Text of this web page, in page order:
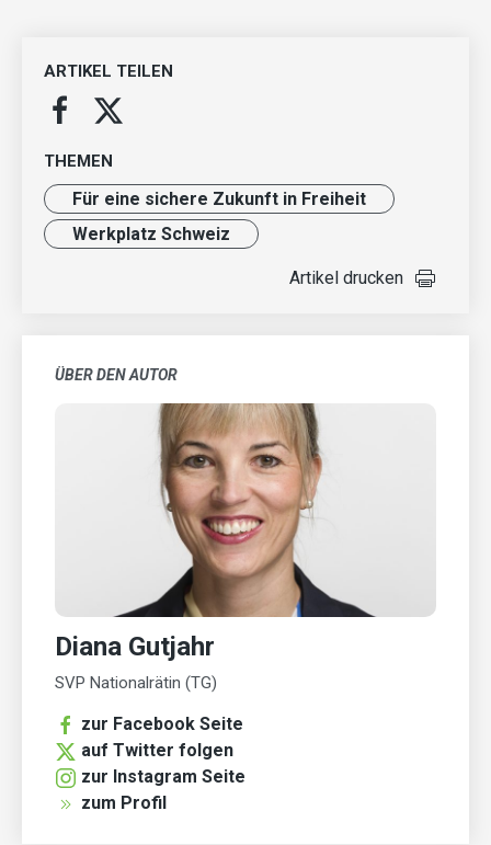
ARTIKEL TEILEN
THEMEN
Für eine sichere Zukunft in Freiheit
Werkplatz Schweiz
Artikel drucken
ÜBER DEN AUTOR
Diana Gutjahr
SVP Nationalrätin (TG)
zur Facebook Seite
auf Twitter folgen
zur Instagram Seite
zum Profil